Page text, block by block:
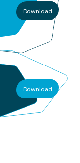
Download
Download